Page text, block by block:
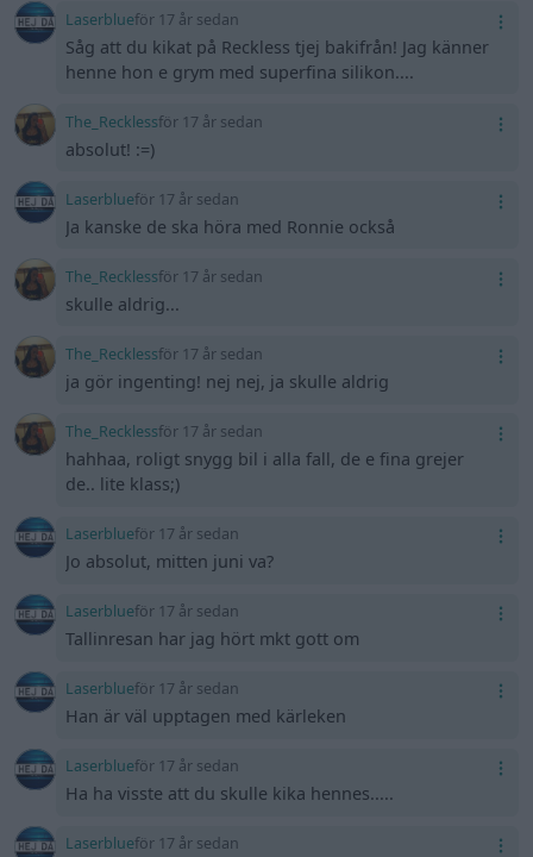
Laserblueför 17 år sedan
Såg att du kikat på Reckless tjej bakifrån! Jag känner
henne hon e grym med superfina silikon....
The_Recklessför 17 år sedan
absolut! :=)
Laserblueför 17 år sedan
Ja kanske de ska höra med Ronnie också
The_Recklessför 17 år sedan
skulle aldrig...
The_Recklessför 17 år sedan
ja gör ingenting! nej nej, ja skulle aldrig
The_Recklessför 17 år sedan
hahhaa, roligt snygg bil i alla fall, de e fina grejer
de.. lite klass;)
Laserblueför 17 år sedan
Jo absolut, mitten juni va?
Laserblueför 17 år sedan
Tallinresan har jag hört mkt gott om
Laserblueför 17 år sedan
Han är väl upptagen med kärleken
Laserblueför 17 år sedan
Ha ha visste att du skulle kika hennes.....
Laserblueför 17 år sedan